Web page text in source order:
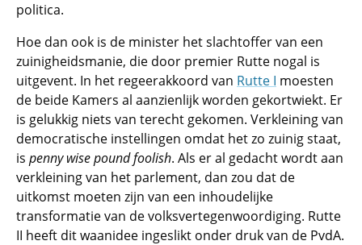
politica.
Hoe dan ook is de minister het slachtoffer van een
zuinigheidsmanie, die door premier Rutte nogal is
uitgevent. In het regeerakkoord van Rutte I moesten
de beide Kamers al aanzienlijk worden gekortwiekt. Er
is gelukkig niets van terecht gekomen. Verkleining van
democratische instellingen omdat het zo zuinig staat,
is penny wise pound foolish. Als er al gedacht wordt aan
verkleining van het parlement, dan zou dat de
uitkomst moeten zijn van een inhoudelijke
transformatie van de volksvertegenwoordiging. Rutte
II heeft dit waanidee ingeslikt onder druk van de PvdA.